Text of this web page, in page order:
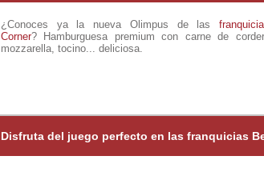
¿Conoces ya la nueva Olimpus de las
Corner? Hamburguesa premium con carne de
mozzarella, tocino... deliciosa.
Disfruta del juego perfecto en las franquicias